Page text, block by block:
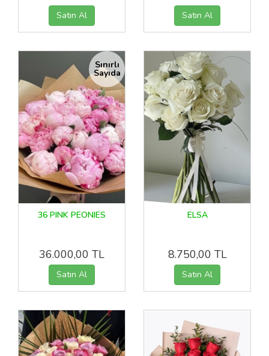
Sınırlı
Sayıda
36 PINK PEONIES
36.000,00 TL
ELSA
8.750,00 TL